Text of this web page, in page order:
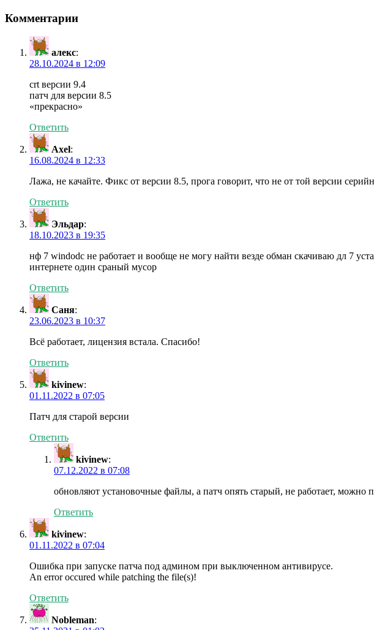
Комментарии
алекс:
28.10.2024 в 12:09
crt версии 9.4
патч для версии 8.5
«прекрасно»
Ответить
Axel:
16.08.2024 в 12:33
Лажа, не качайте. Фикс от версии 8.5, прога говорит, что не от той версии
Ответить
Эльдар:
18.10.2023 в 19:35
нф 7 windodc не работает и вообще не могу найти везде обман скачиваю дл 7
интернете один сраный мусор
Ответить
Саня:
23.06.2023 в 10:37
Всё работает, лицензия встала. Спасибо!
Ответить
kivinew:
01.11.2022 в 07:05
Патч для старой версии
Ответить
kivinew:
07.12.2022 в 07:08
обновляют установочные файлы, а патч опять старый, не работает, можно
Ответить
kivinew:
01.11.2022 в 07:04
Ошибка при запуске патча под админом при выключенном антивирусе.
An error occured while patching the file(s)!
Ответить
Nobleman: